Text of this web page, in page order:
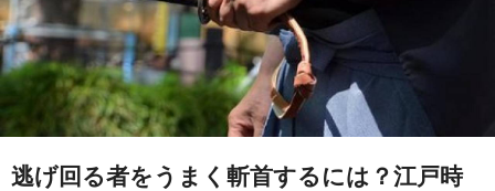
逃げ回る者をうまく斬首するには？江戸時